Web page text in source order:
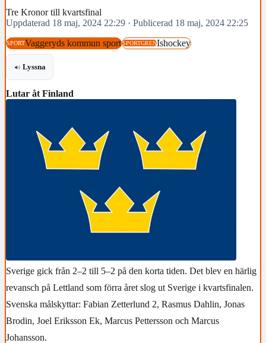
Tre Kronor till kvartsfinal
Uppdaterad 18 maj, 2024 22:29 · Publicerad 18 maj, 2024 22:25
SPORTVaggeryds kommun sportSPORTGRENIshockey
Lyssna
Lutar åt Finland
Sverige gick från 2–2 till 5–2 på den korta tiden. Det blev en härlig
revansch på Lettland som förra året slog ut Sverige i kvartsfinalen.
Svenska målskyttar: Fabian Zetterlund 2, Rasmus Dahlin, Jonas
Brodin, Joel Eriksson Ek, Marcus Pettersson och Marcus
Johansson.